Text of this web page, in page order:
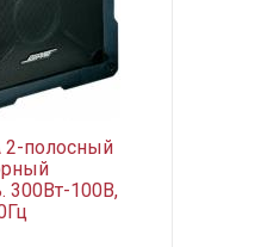
2-полосный
300Вт-100В,